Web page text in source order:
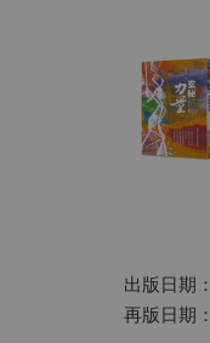
出版日期
再版日期